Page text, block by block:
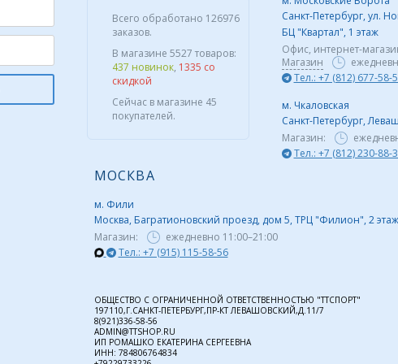
Всего обработано 126976
заказов.
В магазине 5527 товаров:
437 новинок, 1335 со
скидкой
Сейчас в магазине 45
покупателей.
Санкт-Петербург, ул.
БЦ "Квартал", 1 этаж
Офис, интернет-
Магазин
Тел.: +7 (812) 677-58-
м. Чкаловская
Санкт-Петербург,
Магазин:
Тел.: +7 (812) 230-88-
МОСКВА
м. Фили
Москва, Багратионовский проезд, дом 5, ТРЦ "Филион", 2 этаж
Магазин:
ежедневно 11:00–21:00
Тел.: +7 (915) 115-58-56
ОБЩЕСТВО С ОГРАНИЧЕННОЙ ОТВЕТСТВЕННОСТЬЮ "ТТСПОРТ"
197110,Г.САНКТ-ПЕТЕРБУРГ,ПР-КТ ЛЕВАШОВСКИЙ,Д.11/7
8(921)336-58-56
ADMIN@TTSHOP.RU
ИП РОМАШКО ЕКАТЕРИНА СЕРГЕЕВНА
ИНН: 784806764834